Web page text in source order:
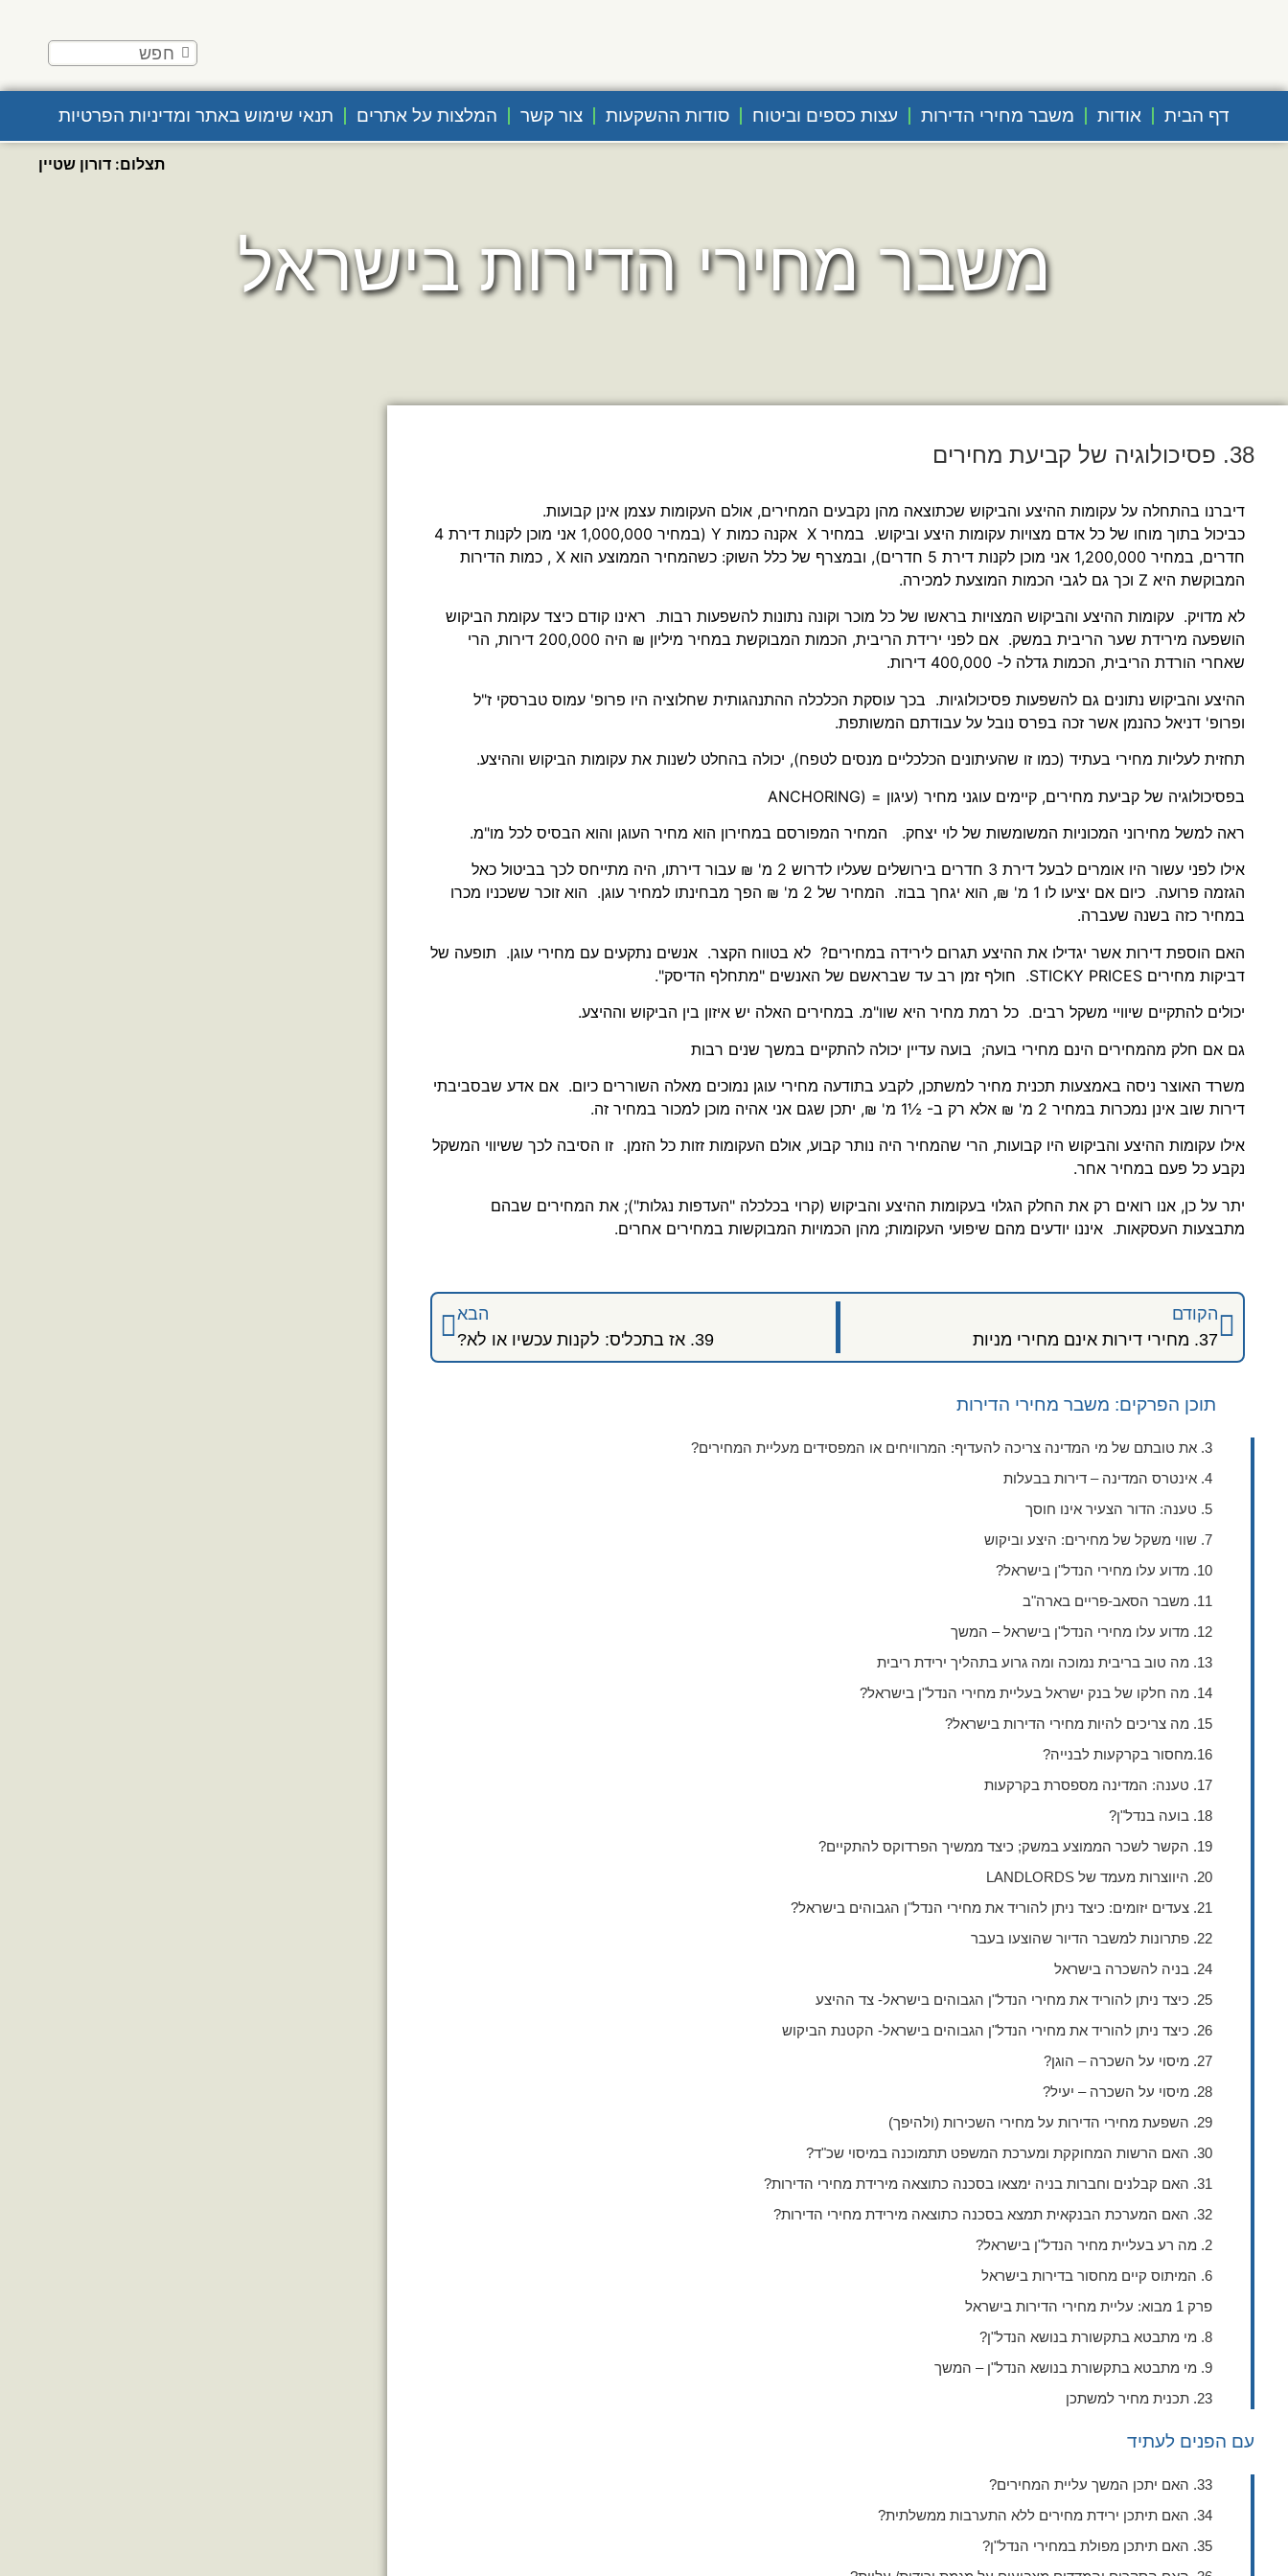
דף הבית אודות משבר מחירי הדירות עצות כספים וביטוח סודות ההשקעות צור קשר המלצות על אתרים תנאי שימוש באתר ומדיניות הפרטיות
תצלום: דורון שטיין
משבר מחירי הדירות בישראל
38. פסיכולוגיה של קביעת מחירים
דיברנו בהתחלה על עקומות ההיצע והביקוש שכתוצאה מהן נקבעים המחירים, אולם העקומות עצמן אינן קבועות.
כביכול בתוך מוחו של כל אדם מצויות עקומות היצע וביקוש. במחיר X אקנה כמות Y (במחיר 1,000,000 אני מוכן לקנות דירת 4
חדרים, במחיר 1,200,000 אני מוכן לקנות דירת 5 חדרים), ובמצרף של כלל השוק: כשהמחיר הממוצע הוא X , כמות הדירות
המבוקשת היא Z וכך גם לגבי הכמות המוצעת למכירה.
לא מדויק. עקומות ההיצע והביקוש המצויות בראשו של כל מוכר וקונה נתונות להשפעות רבות. ראינו קודם כיצד עקומת הביקוש
הושפעה מירידת שער הריבית במשק. אם לפני ירידת הריבית, הכמות המבוקשת במחיר מיליון ₪ היה 200,000 דירות, הרי
שאחרי הורדת הריבית, הכמות גדלה ל- 400,000 דירות.
ההיצע והביקוש נתונים גם להשפעות פסיכולוגיות. בכך עוסקת הכלכלה ההתנהגותית שחלוציה היו פרופ' עמוס טברסקי ז"ל
ופרופ' דניאל כהנמן אשר זכה בפרס נובל על עבודתם המשותפת.
תחזית לעליות מחירי בעתיד (כמו זו שהעיתונים הכלכליים מנסים לטפח), יכולה בהחלט לשנות את עקומות הביקוש וההיצע.
בפסיכולוגיה של קביעת מחירים, קיימים עוגני מחיר (עיגון = (ANCHORING
ראה למשל מחירוני המכוניות המשומשות של לוי יצחק. המחיר המפורסם במחירון הוא מחיר העוגן והוא הבסיס לכל מו"מ.
אילו לפני עשור היו אומרים לבעל דירת 3 חדרים בירושלים שעליו לדרוש 2 מ' ₪ עבור דירתו, היה מתייחס לכך בביטול כאל
הגזמה פרועה. כיום אם יציעו לו 1 מ' ₪, הוא יגחך בבוז. המחיר של 2 מ' ₪ הפך מבחינתו למחיר עוגן. הוא זוכר ששכניו מכרו
במחיר כזה בשנה שעברה.
האם הוספת דירות אשר יגדילו את ההיצע תגרום לירידה במחירים? לא בטווח הקצר. אנשים נתקעים עם מחירי עוגן. תופעה של
דביקות מחירים STICKY PRICES. חולף זמן רב עד שבראשם של האנשים "מתחלף הדיסק".
יכולים להתקיים שיוויי משקל רבים. כל רמת מחיר היא שוו"מ. במחירים האלה יש איזון בין הביקוש וההיצע.
גם אם חלק מהמחירים הינם מחירי בועה; בועה עדיין יכולה להתקיים במשך שנים רבות
משרד האוצר ניסה באמצעות תכנית מחיר למשתכן, לקבע בתודעה מחירי עוגן נמוכים מאלה השוררים כיום. אם אדע שבסביבתי
דירות שוב אינן נמכרות במחיר 2 מ' ₪ אלא רק ב- ½1 מ' ₪, יתכן שגם אני אהיה מוכן למכור במחיר זה.
אילו עקומות ההיצע והביקוש היו קבועות, הרי שהמחיר היה נותר קבוע, אולם העקומות זזות כל הזמן. זו הסיבה לכך ששיווי המשקל
נקבע כל פעם במחיר אחר.
יתר על כן, אנו רואים רק את החלק הגלוי בעקומות ההיצע והביקוש (קרוי בכלכלה "העדפות נגלות"); את המחירים שבהם
מתבצעות העסקאות. איננו יודעים מהם שיפועי העקומות; מהן הכמויות המבוקשות במחירים אחרים.
הקודם
37. מחירי דירות אינם מחירי מניות
הבא
39. אז בתכל'ס: לקנות עכשיו או לא?
תוכן הפרקים: משבר מחירי הדירות
3. את טובתם של מי המדינה צריכה להעדיף: המרוויחים או המפסידים מעליית המחירים?
4. אינטרס המדינה – דירות בבעלות
5. טענה: הדור הצעיר אינו חוסך
7. שווי משקל של מחירים: היצע וביקוש
10. מדוע עלו מחירי הנדל"ן בישראל?
11. משבר הסאב-פריים בארה"ב
12. מדוע עלו מחירי הנדל"ן בישראל – המשך
13. מה טוב בריבית נמוכה ומה גרוע בתהליך ירידת ריבית
14. מה חלקו של בנק ישראל בעליית מחירי הנדל"ן בישראל?
15. מה צריכים להיות מחירי הדירות בישראל?
16.מחסור בקרקעות לבנייה?
17. טענה: המדינה מספסרת בקרקעות
18. בועה בנדל"ן?
19. הקשר לשכר הממוצע במשק; כיצד ממשיך הפרדוקס להתקיים?
20. היווצרות מעמד של LANDLORDS
21. צעדים יזומים: כיצד ניתן להוריד את מחירי הנדל"ן הגבוהים בישראל?
22. פתרונות למשבר הדיור שהוצעו בעבר
24. בניה להשכרה בישראל
25. כיצד ניתן להוריד את מחירי הנדל"ן הגבוהים בישראל- צד ההיצע
26. כיצד ניתן להוריד את מחירי הנדל"ן הגבוהים בישראל- הקטנת הביקוש
27. מיסוי על השכרה – הוגן?
28. מיסוי על השכרה – יעיל?
29. השפעת מחירי הדירות על מחירי השכירות (ולהיפך)
30. האם הרשות המחוקקת ומערכת המשפט תתמוכנה במיסוי שכ"ד?
31. האם קבלנים וחברות בניה ימצאו בסכנה כתוצאה מירידת מחירי הדירות?
32. האם המערכת הבנקאית תמצא בסכנה כתוצאה מירידת מחירי הדירות?
2. מה רע בעליית מחיר הנדל"ן בישראל?
6. המיתוס קיים מחסור בדירות בישראל
פרק 1 מבוא: עליית מחירי הדירות בישראל
8. מי מתבטא בתקשורת בנושא הנדל"ן?
9. מי מתבטא בתקשורת בנושא הנדל"ן – המשך
23. תכנית מחיר למשתכן
עם הפנים לעתיד
33. האם יתכן המשך עליית המחירים?
34. האם תיתכן ירידת מחירים ללא התערבות ממשלתית?
35. האם תיתכן מפולת במחירי הנדל"ן?